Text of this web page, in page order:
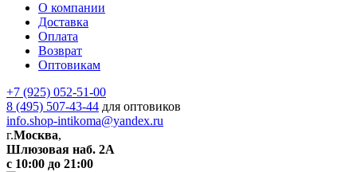
О компании
Доставка
Оплата
Возврат
Оптовикам
+7 (925) 052-51-00
8 (495) 507-43-44 для оптовиков
info.shop-intikoma@yandex.ru
г.Москва,
Шлюзовая наб. 2А
с 10:00 до 21:00